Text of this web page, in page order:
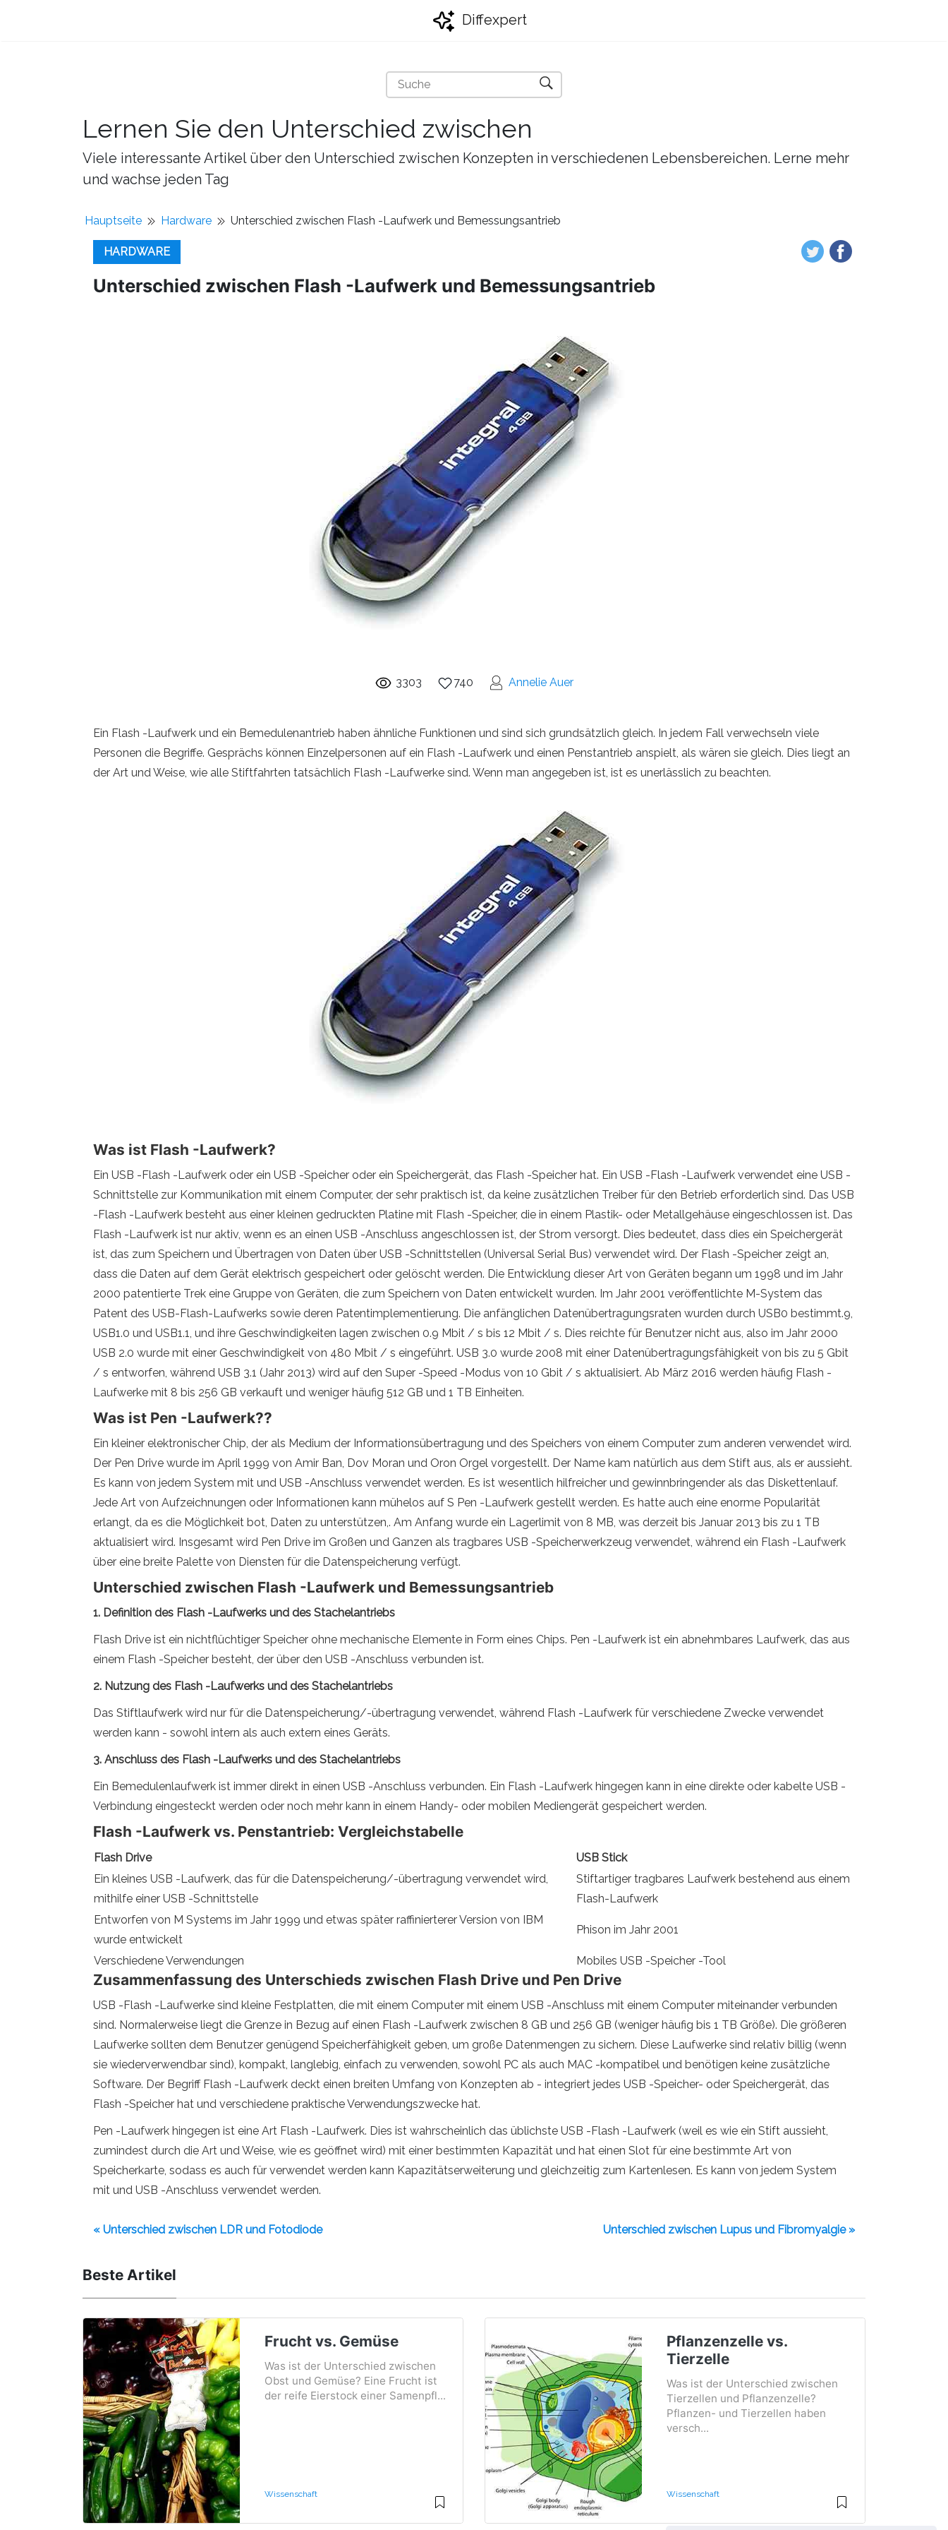
Diffexpert
Lernen Sie den Unterschied zwischen
Viele interessante Artikel über den Unterschied zwischen Konzepten in verschiedenen Lebensbereichen. Lerne mehr
und wachse jeden Tag
Hauptseite Hardware Unterschied zwischen Flash -Laufwerk und Bemessungsantrieb
HARDWARE
Unterschied zwischen Flash -Laufwerk und Bemessungsantrieb
3303 740 Annelie Auer
Ein Flash -Laufwerk und ein Bemedulenantrieb haben ähnliche Funktionen und sind sich grundsätzlich gleich. In jedem Fall verwechseln viele
Personen die Begriffe. Gesprächs können Einzelpersonen auf ein Flash -Laufwerk und einen Penstantrieb anspielt, als wären sie gleich. Dies liegt an
der Art und Weise, wie alle Stiftfahrten tatsächlich Flash -Laufwerke sind. Wenn man angegeben ist, ist es unerlässlich zu beachten.
Was ist Flash -Laufwerk?
Ein USB -Flash -Laufwerk oder ein USB -Speicher oder ein Speichergerät, das Flash -Speicher hat. Ein USB -Flash -Laufwerk verwendet eine USB -
Schnittstelle zur Kommunikation mit einem Computer, der sehr praktisch ist, da keine zusätzlichen Treiber für den Betrieb erforderlich sind. Das USB
-Flash -Laufwerk besteht aus einer kleinen gedruckten Platine mit Flash -Speicher, die in einem Plastik- oder Metallgehäuse eingeschlossen ist. Das
Flash -Laufwerk ist nur aktiv, wenn es an einen USB -Anschluss angeschlossen ist, der Strom versorgt. Dies bedeutet, dass dies ein Speichergerät
ist, das zum Speichern und Übertragen von Daten über USB -Schnittstellen (Universal Serial Bus) verwendet wird. Der Flash -Speicher zeigt an,
dass die Daten auf dem Gerät elektrisch gespeichert oder gelöscht werden. Die Entwicklung dieser Art von Geräten begann um 1998 und im Jahr
2000 patentierte Trek eine Gruppe von Geräten, die zum Speichern von Daten entwickelt wurden. Im Jahr 2001 veröffentlichte M-System das
Patent des USB-Flash-Laufwerks sowie deren Patentimplementierung. Die anfänglichen Datenübertragungsraten wurden durch USB0 bestimmt.9,
USB1.0 und USB1.1, und ihre Geschwindigkeiten lagen zwischen 0.9 Mbit / s bis 12 Mbit / s. Dies reichte für Benutzer nicht aus, also im Jahr 2000
USB 2.0 wurde mit einer Geschwindigkeit von 480 Mbit / s eingeführt. USB 3.0 wurde 2008 mit einer Datenübertragungsfähigkeit von bis zu 5 Gbit
/ s entworfen, während USB 3.1 (Jahr 2013) wird auf den Super -Speed ​​-Modus von 10 Gbit / s aktualisiert. Ab März 2016 werden häufig Flash -
Laufwerke mit 8 bis 256 GB verkauft und weniger häufig 512 GB und 1 TB Einheiten.
Was ist Pen -Laufwerk??
Ein kleiner elektronischer Chip, der als Medium der Informationsübertragung und des Speichers von einem Computer zum anderen verwendet wird.
Der Pen Drive wurde im April 1999 von Amir Ban, Dov Moran und Oron Orgel vorgestellt. Der Name kam natürlich aus dem Stift aus, als er aussieht.
Es kann von jedem System mit und USB -Anschluss verwendet werden. Es ist wesentlich hilfreicher und gewinnbringender als das Diskettenlauf.
Jede Art von Aufzeichnungen oder Informationen kann mühelos auf S Pen -Laufwerk gestellt werden. Es hatte auch eine enorme Popularität
erlangt, da es die Möglichkeit bot, Daten zu unterstützen,. Am Anfang wurde ein Lagerlimit von 8 MB, was derzeit bis Januar 2013 bis zu 1 TB
aktualisiert wird. Insgesamt wird Pen Drive im Großen und Ganzen als tragbares USB -Speicherwerkzeug verwendet, während ein Flash -Laufwerk
über eine breite Palette von Diensten für die Datenspeicherung verfügt.
Unterschied zwischen Flash -Laufwerk und Bemessungsantrieb
1. Definition des Flash -Laufwerks und des Stachelantriebs
Flash Drive ist ein nichtflüchtiger Speicher ohne mechanische Elemente in Form eines Chips. Pen -Laufwerk ist ein abnehmbares Laufwerk, das aus
einem Flash -Speicher besteht, der über den USB -Anschluss verbunden ist.
2. Nutzung des Flash -Laufwerks und des Stachelantriebs
Das Stiftlaufwerk wird nur für die Datenspeicherung/-übertragung verwendet, während Flash -Laufwerk für verschiedene Zwecke verwendet
werden kann - sowohl intern als auch extern eines Geräts.
3. Anschluss des Flash -Laufwerks und des Stachelantriebs
Ein Bemedulenlaufwerk ist immer direkt in einen USB -Anschluss verbunden. Ein Flash -Laufwerk hingegen kann in eine direkte oder kabelte USB -
Verbindung eingesteckt werden oder noch mehr kann in einem Handy- oder mobilen Mediengerät gespeichert werden.
Flash -Laufwerk vs. Penstantrieb: Vergleichstabelle
Flash Drive
USB Stick
Ein kleines USB -Laufwerk, das für die Datenspeicherung/-übertragung verwendet wird,
mithilfe einer USB -Schnittstelle
Stiftartiger tragbares Laufwerk bestehend aus einem
Flash-Laufwerk
Entworfen von M Systems im Jahr 1999 und etwas später raffinierterer Version von IBM
wurde entwickelt
Phison im Jahr 2001
Verschiedene Verwendungen Mobiles USB -Speicher -Tool
Zusammenfassung des Unterschieds zwischen Flash Drive und Pen Drive
USB -Flash -Laufwerke sind kleine Festplatten, die mit einem Computer mit einem USB -Anschluss mit einem Computer miteinander verbunden
sind. Normalerweise liegt die Grenze in Bezug auf einen Flash -Laufwerk zwischen 8 GB und 256 GB (weniger häufig bis 1 TB Größe). Die größeren
Laufwerke sollten dem Benutzer genügend Speicherfähigkeit geben, um große Datenmengen zu sichern. Diese Laufwerke sind relativ billig (wenn
sie wiederverwendbar sind), kompakt, langlebig, einfach zu verwenden, sowohl PC als auch MAC -kompatibel und benötigen keine zusätzliche
Software. Der Begriff Flash -Laufwerk deckt einen breiten Umfang von Konzepten ab - integriert jedes USB -Speicher- oder Speichergerät, das
Flash -Speicher hat und verschiedene praktische Verwendungszwecke hat.
Pen -Laufwerk hingegen ist eine Art Flash -Laufwerk. Dies ist wahrscheinlich das üblichste USB -Flash -Laufwerk (weil es wie ein Stift aussieht,
zumindest durch die Art und Weise, wie es geöffnet wird) mit einer bestimmten Kapazität und hat einen Slot für eine bestimmte Art von
Speicherkarte, sodass es auch für verwendet werden kann Kapazitätserweiterung und gleichzeitig zum Kartenlesen. Es kann von jedem System
mit und USB -Anschluss verwendet werden.
« Unterschied zwischen LDR und Fotodiode Unterschied zwischen Lupus und Fibromyalgie »
Beste Artikel
Frucht vs. Gemüse
Was ist der Unterschied zwischen
Obst und Gemüse? Eine Frucht ist
der reife Eierstock einer Samenpfl...
Wissenschaft
Pflanzenzelle vs.
Tierzelle
Was ist der Unterschied zwischen
Tierzellen und Pflanzenzelle?
Pflanzen- und Tierzellen haben
versch...
Wissenschaft